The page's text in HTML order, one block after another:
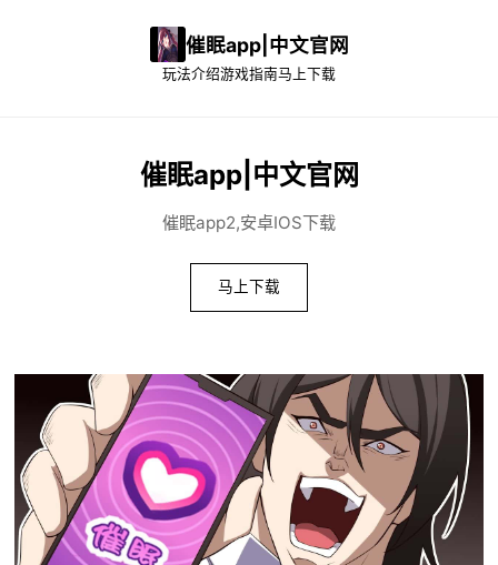
催眠app|中文官网
玩法介绍游戏指南马上下载
催眠app|中文官网
催眠app2,安卓IOS下载
马上下载